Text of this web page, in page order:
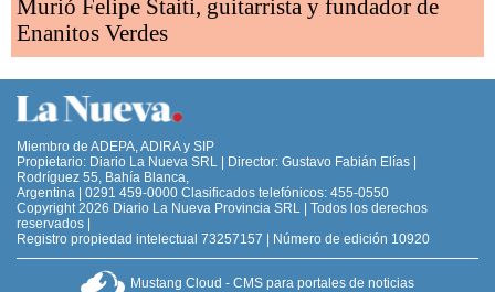
Murió Felipe Staiti, guitarrista y fundador de
Enanitos Verdes
Miembro de ADEPA, ADIRA y SIP
Propietario: Diario La Nueva SRL | Director: Gustavo Fabián Elías |
Rodríguez 55, Bahía Blanca,
Argentina | 0291 459-0000 Clasificados telefónicos: 455-0550
Copyright 2026 Diario La Nueva Provincia SRL | Todos los derechos
reservados |
Registro propiedad intelectual 73257157 | Número de edición 10920
Mustang Cloud - CMS para portales de noticias